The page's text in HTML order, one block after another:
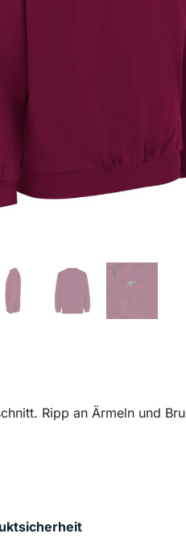
Ripp an Ärmeln und